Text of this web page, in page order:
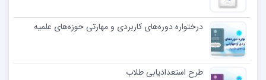
درختواره دوره‌های کاربردی و مهارتی حوزه‌های علمیه
طرح استعدادیابی طلاب